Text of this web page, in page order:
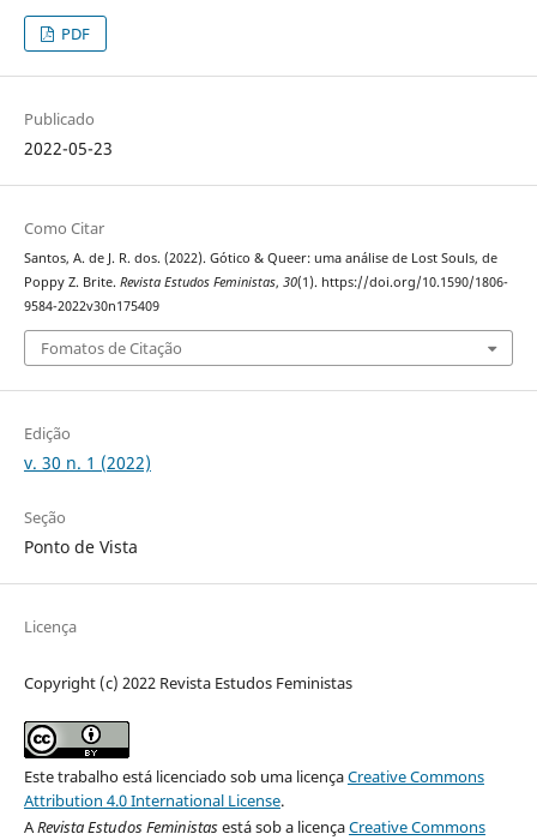
PDF
Publicado
2022-05-23
Como Citar
Santos, A. de J. R. dos. (2022). Gótico & Queer: uma análise de Lost Souls, de
Poppy Z. Brite. Revista Estudos Feministas, 30(1). https://doi.org/10.1590/1806-
9584-2022v30n175409
Fomatos de Citação
Edição
v. 30 n. 1 (2022)
Seção
Ponto de Vista
Licença
Copyright (c) 2022 Revista Estudos Feministas
Este trabalho está licenciado sob uma licençaCreative Commons
Attribution 4.0 International License.
ARevista Estudos Feministasestá sob a licençaCreative Commons